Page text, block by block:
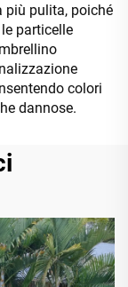
più pulita, poiché
particelle
colori
dannose.